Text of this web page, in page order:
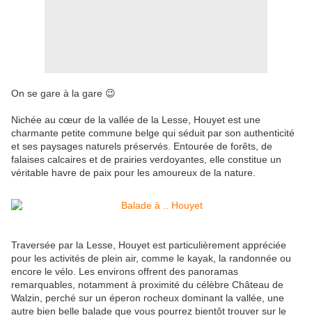
On se gare à la gare 😉
Nichée au cœur de la vallée de la Lesse, Houyet est une
charmante petite commune belge qui séduit par son authenticité
et ses paysages naturels préservés. Entourée de forêts, de
falaises calcaires et de prairies verdoyantes, elle constitue un
véritable havre de paix pour les amoureux de la nature.
Traversée par la Lesse , Houyet est particulièrement appréciée
pour les activités de plein air, comme le kayak, la randonnée ou
encore le vélo. Les environs offrent des panoramas
remarquables, notamment à proximité du célèbre Château de
Walzin , perché sur un éperon rocheux dominant la vallée, une
autre bien belle balade que vous pourrez bientôt trouver sur le